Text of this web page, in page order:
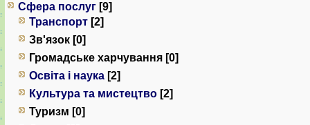
Сфера послуг [9]
Транспорт [2]
Зв'язок [0]
Громадське харчування [0]
Освіта і наука [2]
Культура та мистецтво [2]
Туризм [0]